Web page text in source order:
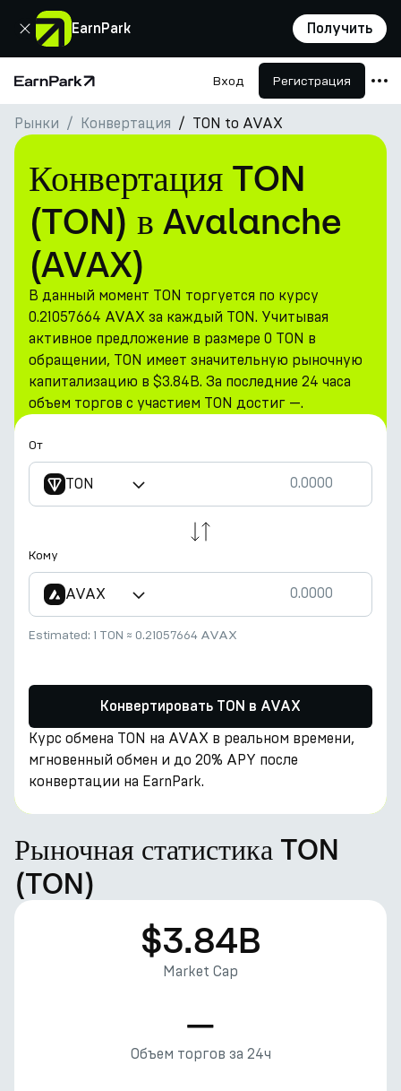
EarnPark Получить
Закрыть
Главная страница Вход Регистрация
Продукты
Рынки
Калькуляторы
Токен PARK
Ресурсы
Компания
Рынки Конвертация TON to AVAX
Конвертация TON
(TON) в Avalanche
(AVAX)
В данный момент TON торгуется по курсу
0.21057664 AVAX за каждый TON. Учитывая
активное предложение в размере 0 TON в
обращении, TON имеет значительную рыночную
капитализацию в $3.84B. За последние 24 часа
объем торгов с участием TON достиг —.
От
TON
Кому
AVAX
Estimated: 1 TON ≈ 0.21057664 AVAX
Конвертировать TON в AVAX
Курс обмена TON на AVAX в реальном времени,
мгновенный обмен и до 20% APY после
конвертации на EarnPark.
Рыночная статистика TON
(TON)
$3.84B
Market Cap
—
Объем торгов за 24ч